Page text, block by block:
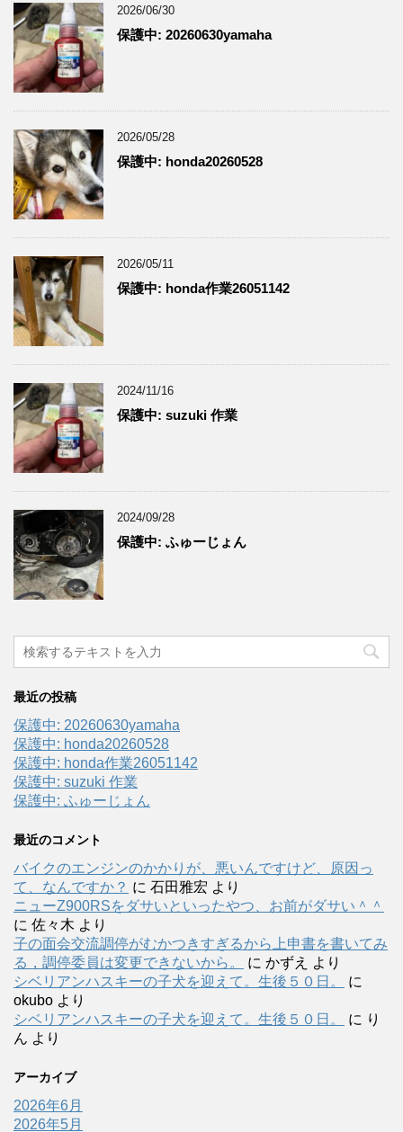
2026/06/30
保護中: 20260630yamaha
2026/05/28
保護中: honda20260528
2026/05/11
保護中: honda作業26051142
2024/11/16
保護中: suzuki 作業
2024/09/28
保護中: ふゅーじょん
最近の投稿
保護中: 20260630yamaha
保護中: honda20260528
保護中: honda作業26051142
保護中: suzuki 作業
保護中: ふゅーじょん
最近のコメント
バイクのエンジンのかかりが、悪いんですけど、原因っ
て、なんですか？ に 石田雅宏 より
ニューZ900RSをダサいといったやつ、お前がダサい＾＾
に 佐々木 より
子の面会交流調停がむかつきすぎるから上申書を書いてみ
る，調停委員は変更できないから。
に かずえ
より
シベリアンハスキーの子犬を迎えて。生後５０日。
に
okubo より
シベリアンハスキーの子犬を迎えて。生後５０日。
に り
ん より
アーカイブ
2026年6月
2026年5月